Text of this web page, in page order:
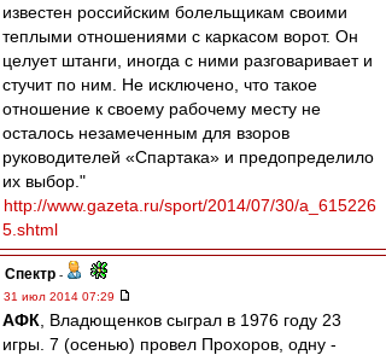
известен российским болельщикам своими
теплыми отношениями с каркасом ворот. Он
целует штанги, иногда с ними разговаривает и
стучит по ним. Не исключено, что такое
отношение к своему рабочему месту не
осталось незамеченным для взоров
руководителей «Спартака» и предопределило
их выбор."
http://www.gazeta.ru/sport/2014/07/30/a_615226
5.shtml
Спектр -
31 июл 2014 07:29
АФК , Владющенков сыграл в 1976 году 23
игры. 7 (осенью) провел Прохоров, одну -